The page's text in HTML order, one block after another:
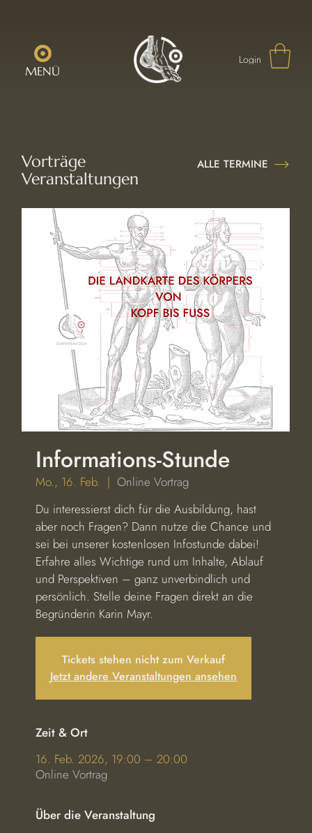
MENÜ
Login
Informations-Stunde
Mo., 16. Feb.
  |
Online Vortrag
Du interessierst dich für die Ausbildung, hast
aber noch Fragen? Dann nutze die Chance und
sei bei unserer kostenlosen Infostunde dabei!
Erfahre alles Wichtige rund um Inhalte, Ablauf
und Perspektiven – ganz unverbindlich und
persönlich. Stelle deine Fragen direkt an die
Begründerin Karin Mayr.
Tickets stehen nicht zum Verkauf
Jetzt andere Veranstaltungen ansehen
Zeit & Ort
16. Feb. 2026, 19:00 – 20:00
Online Vortrag
Über die Veranstaltung
Vorträge
Veranstaltungen
ALLE TERMINE